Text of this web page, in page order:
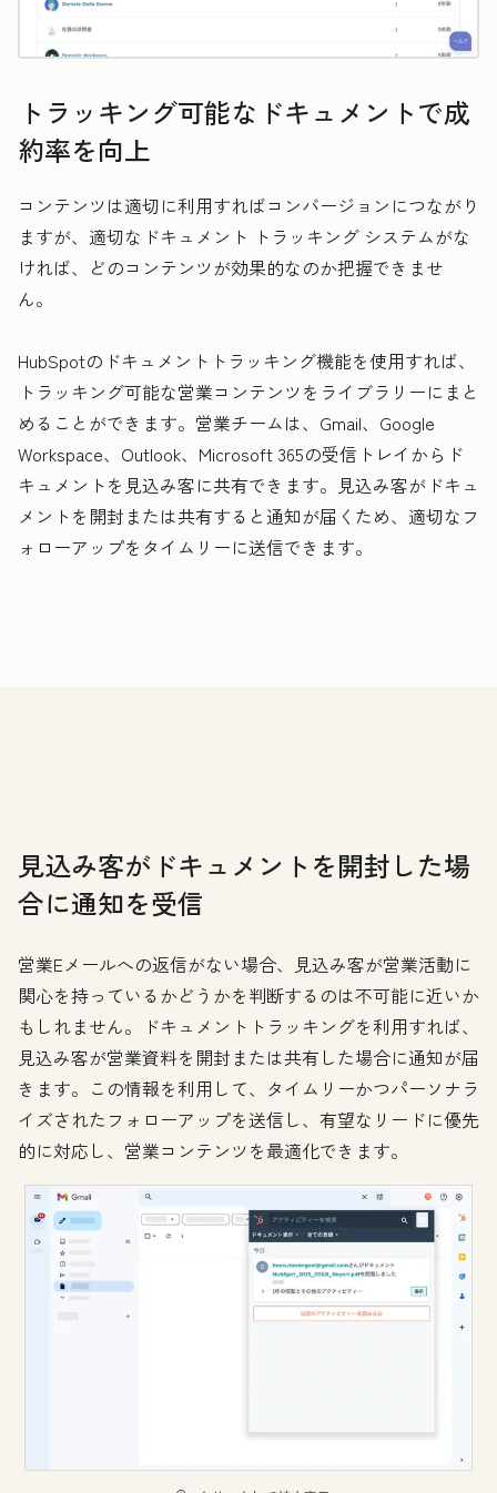
トラッキング可能なドキュメントで成
約率を向上
コンテンツは適切に利用すればコンバージョンにつながり
ますが、適切なドキュメント トラッキング システムがな
ければ、どのコンテンツが効果的なのか把握できませ
ん。
HubSpotのドキュメントトラッキング機能を使用すれば、
トラッキング可能な営業コンテンツをライブラリーにまと
めることができます。営業チームは、Gmail、Google
Workspace、Outlook、Microsoft 365の受信トレイからド
キュメントを見込み客に共有できます。見込み客がドキュ
メントを開封または共有すると通知が届くため、適切なフ
ォローアップをタイムリーに送信できます。
見込み客がドキュメントを開封した場
合に通知を受信
営業Eメールへの返信がない場合、見込み客が営業活動に
関心を持っているかどうかを判断するのは不可能に近いか
もしれません。ドキュメントトラッキングを利用すれば、
見込み客が営業資料を開封または共有した場合に通知が届
きます。この情報を利用して、タイムリーかつパーソナラ
イズされたフォローアップを送信し、有望なリードに優先
的に対応し、営業コンテンツを最適化できます。